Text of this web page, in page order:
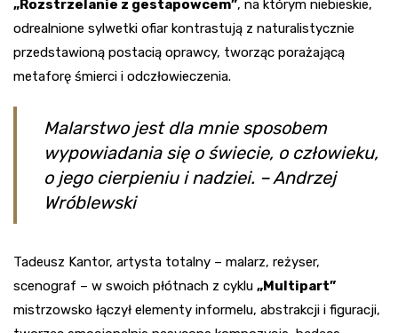
„Rozstrzelanie z gestapowcem”, na którym niebieskie,
odrealnione sylwetki ofiar kontrastują z naturalistycznie
przedstawioną postacią oprawcy, tworząc porażającą
metaforę śmierci i odczłowieczenia.
Malarstwo jest dla mnie sposobem
wypowiadania się o świecie, o człowieku,
o jego cierpieniu i nadziei. – Andrzej
Wróblewski
Tadeusz Kantor, artysta totalny – malarz, reżyser,
scenograf – w swoich płótnach z cyklu „Multipart”
mistrzowsko łączył elementy informelu, abstrakcji i figuracji,